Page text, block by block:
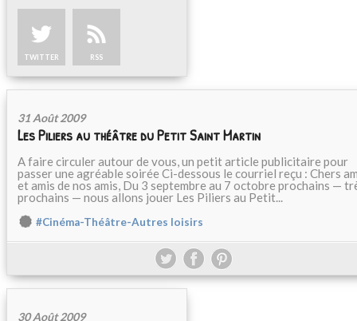
TWITTER RSS
31 Août 2009
Les Piliers au théâtre du Petit Saint Martin
A faire circuler autour de vous, un petit article publicitaire pour
passer une agréable soirée Ci-dessous le courriel reçu : Chers
et amis de nos amis, Du 3 septembre au 7 octobre prochains —
prochains — nous allons jouer Les Piliers au Petit...
#Cinéma-Théâtre-Autres loisirs
30 Août 2009